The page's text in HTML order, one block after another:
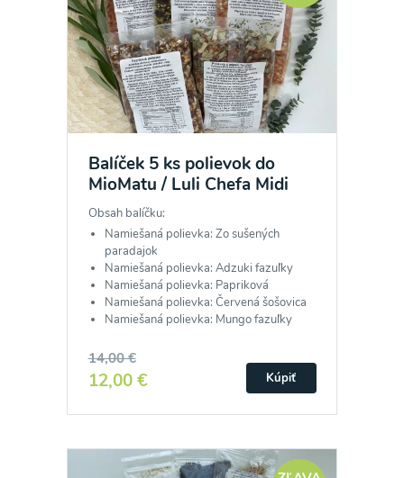
Balíček 5 ks polievok do
MioMatu / Luli Chefa Midi
Obsah balíčku:
Namiešaná polievka: Zo sušených
paradajok
Namiešaná polievka: Adzuki fazuľky
Namiešaná polievka: Papriková
Namiešaná polievka: Červená šošovica
Namiešaná polievka: Mungo fazuľky
14,00 €
12,00 € Kúpiť